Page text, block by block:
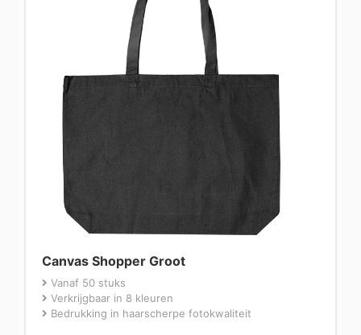
Canvas Shopper Groot
Vanaf 50 stuks
Verkrijgbaar in 8 kleuren
Bedrukking in haarscherpe fotokwaliteit